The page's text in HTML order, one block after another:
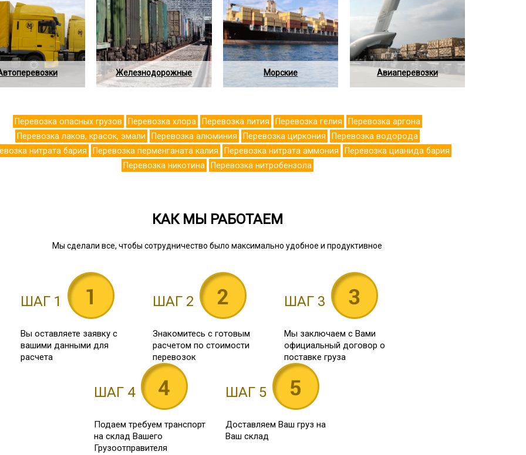
Железнодорожные Морские Авиаперевозки
Перевозка опасных грузов Перевозка хлора Перевозка лития Перевозка гелия
Перевозка аргона
Перевозка лаков, красок, эмали
Перевозка алюминия Перевозка циркония
Перевозка водорода
нитрата бария
Перевозка перменганата калия Перевозка нитрата аммония
Перевозка цианида бария
Перевозка никотина
Перевозка нитробензола
КАК МЫ РАБОТАЕМ
Мы сделали все, чтобы сотрудничество было максимально удобное и продуктивное
ШАГ 1
Вы оставляете заявку с
вашими данными для
расчета
ШАГ 2
Знакомитесь с готовым
расчетом по стоимости
перевозок
ШАГ 3
Мы заключаем с Вами
официальный договор о
поставке груза
ШАГ 4
Подаем требуем транспорт
на склад Вашего
Грузоотправителя
ШАГ 5
Доставляем Ваш груз на
Ваш склад